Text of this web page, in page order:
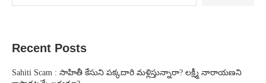
Recent Posts
Sahiti Scam : సాహితీ కేసుని పక్కదారి మళ్లిస్తున్నారా? లక్ష్మీ నారాయణని